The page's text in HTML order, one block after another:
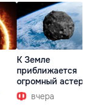
К Земле
приближается
огромный
вчера